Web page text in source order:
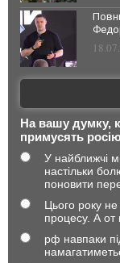
На вашу думку,
примусять росію
У найближчі
настільки
поновити
Цього року
процесу. А от
рф навпаки